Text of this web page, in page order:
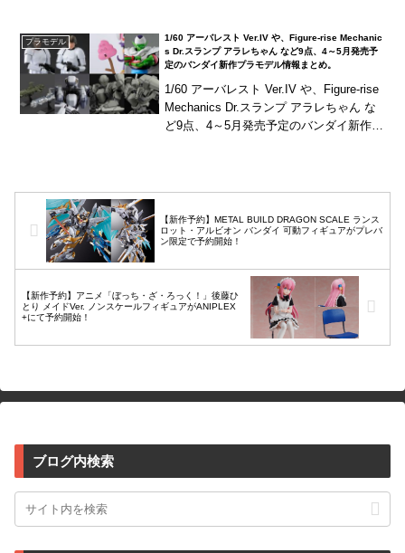
プラモデル
1/60 アーバレスト Ver.IV や、Figure-rise Mechanic
s Dr.スランプ アラレちゃん など9点、4～5月発売予
定のバンダイ新作プラモデル情報まとめ。
1/60 アーバレスト Ver.IV や、Figure-rise
Mechanics Dr.スランプ アラレちゃん な
ど9点、4～5月発売予定のバンダイ新作プ
【新作予約】METAL BUILD DRAGON SCALE ランス
ロット・アルビオン バンダイ 可動フィギュアがプレバ
ン限定で予約開始！
【新作予約】アニメ「ぼっち・ざ・ろっく！」後藤ひ
とり メイドVer. ノンスケールフィギュアがANIPLEX
+にて予約開始！
ブログ内検索